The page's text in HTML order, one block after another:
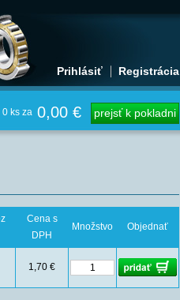
0 ks za 0,00 € prejsť k pokladni
Prihlásiť Registrácia
Cena s
DPH
Množstvo Objednať
1,70 €